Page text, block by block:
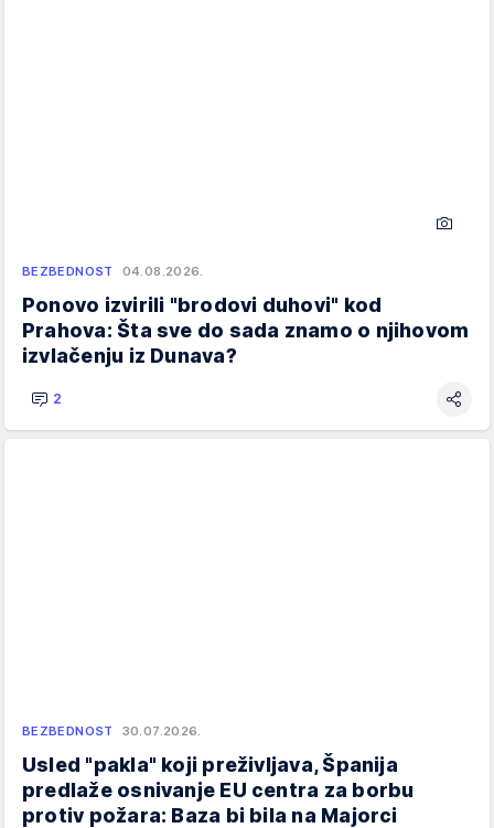
BEZBEDNOST 04.08.2026.
Ponovo izvirili "brodovi duhovi" kod
Prahova: Šta sve do sada znamo o njihovom
izvlačenju iz Dunava?
2
BEZBEDNOST 30.07.2026.
Usled "pakla" koji preživljava, Španija
predlaže osnivanje EU centra za borbu
protiv požara: Baza bi bila na Majorci